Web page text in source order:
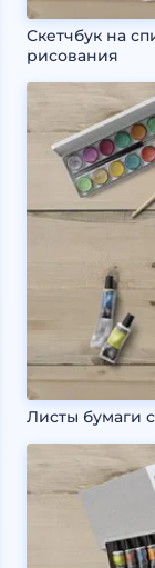
Скетчбук на
рисования
Листы бумаги